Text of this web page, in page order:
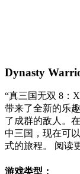
Dynasty
“真三国无双 8：
带来了全新的乐
了成群的敌人。
中三国，现在可
式的旅程。 阅读
游戏类型：